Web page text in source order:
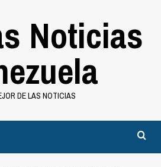
Noticias
DE LAS NOTICIAS